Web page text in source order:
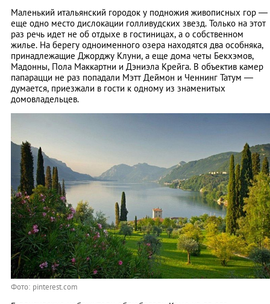
Маленький итальянский городок у подножия живописных гор —
еще одно место дислокации голливудских звезд. Только на этот
раз речь идет не об отдыхе в гостиницах, а о собственном
жилье. На берегу одноименного озера находятся два особняка,
принадлежащие Джорджу Клуни, а еще дома четы Бекхэмов,
Мадонны, Пола Маккартни и Дэниэла Крейга. В объектив камер
папарацци не раз попадали Мэтт Деймон и Ченнинг Татум —
думается, приезжали в гости к одному из знаменитых
домовладельцев.
Фото: pinterest.com